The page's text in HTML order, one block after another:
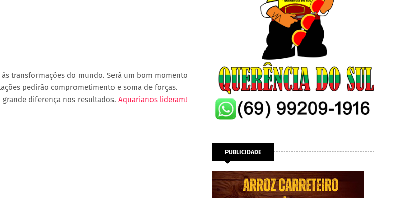
transformações do mundo. Será um bom momento
pedirão comprometimento e soma de forças.
diferença nos resultados. Aquarianos lideram!
PUBLICIDADE